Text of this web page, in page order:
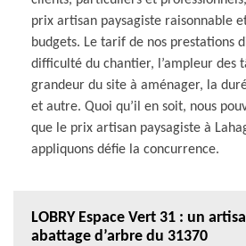
prix artisan paysagiste raisonnable
budgets. Le tarif de nos prestations
difficulté du chantier, l’ampleur des
grandeur du site à aménager, la
et autre. Quoi qu’il en soit, nous
que le prix artisan paysagiste à
appliquons défie la concurrence.
LOBRY Espace Vert 31 : un
abattage d’arbre du 31370